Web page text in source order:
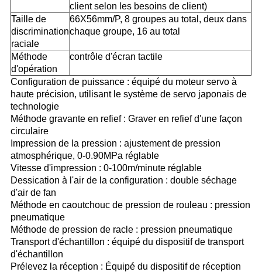
client selon les besoins de client)
Taille de
discrimination
raciale
66X56mm/P, 8 groupes au total, deux dans
chaque groupe, 16 au total
Méthode
d'opération
contrôle d'écran tactile
Configuration de puissance : équipé du moteur servo à
haute précision, utilisant le système de servo japonais de
technologie
Méthode gravante en refief : Graver en refief d'une façon
circulaire
Impression de la pression : ajustement de pression
atmosphérique, 0-0.90MPa réglable
Vitesse d'impression : 0-100m/minute réglable
Dessication à l'air de la configuration : double séchage
d'air de fan
Méthode en caoutchouc de pression de rouleau : pression
pneumatique
Méthode de pression de racle : pression pneumatique
Transport d'échantillon : équipé du dispositif de transport
d'échantillon
Prélevez la réception : Équipé du dispositif de réception